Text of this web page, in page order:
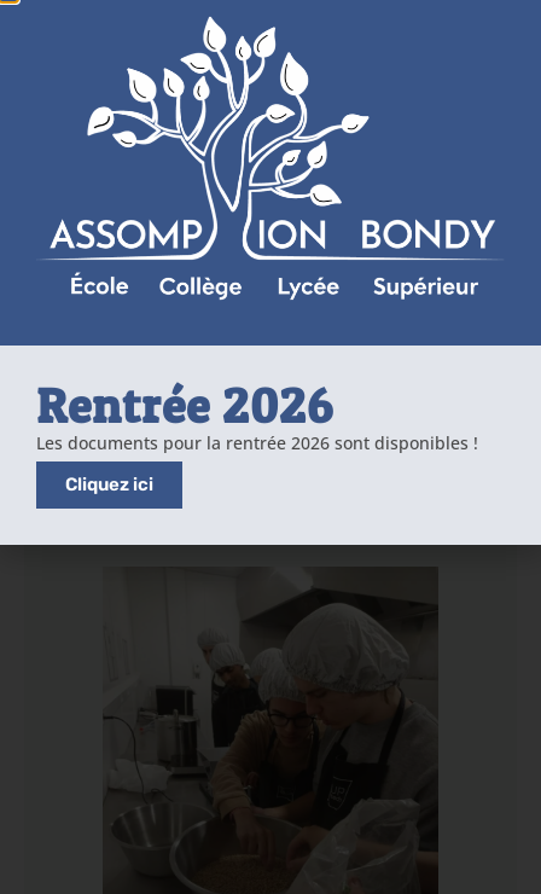
Rentrée 2026
Les documents pour la rentrée 2026 sont disponibles !
Cliquez ici